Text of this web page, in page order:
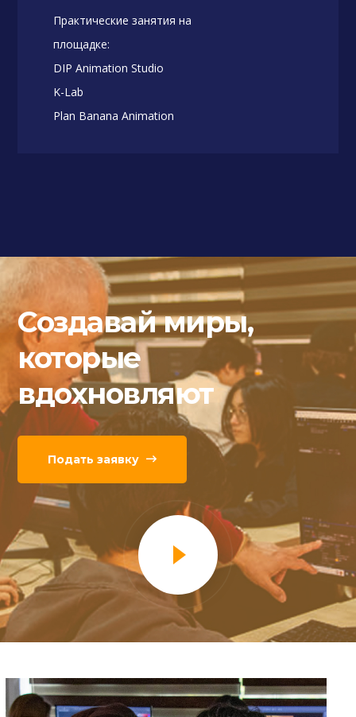
Практические занятия на
площадке:
DIP Animation Studio
K-Lab
Plan Banana Animation
Создавай миры,
которые
вдохновляют
Подать заявку